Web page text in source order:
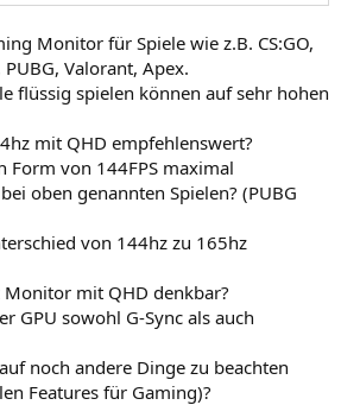
Monitor für Spiele wie z.B. CS:GO,
Valorant, Apex.
flüssig spielen können auf sehr hohen
mit QHD empfehlenswert?
Form von 144FPS maximal
oben genannten Spielen? (PUBG
von 144hz zu 165hz
mit QHD denkbar?
GPU sowohl G-Sync als auch
noch andere Dinge zu beachten
Features für Gaming)?